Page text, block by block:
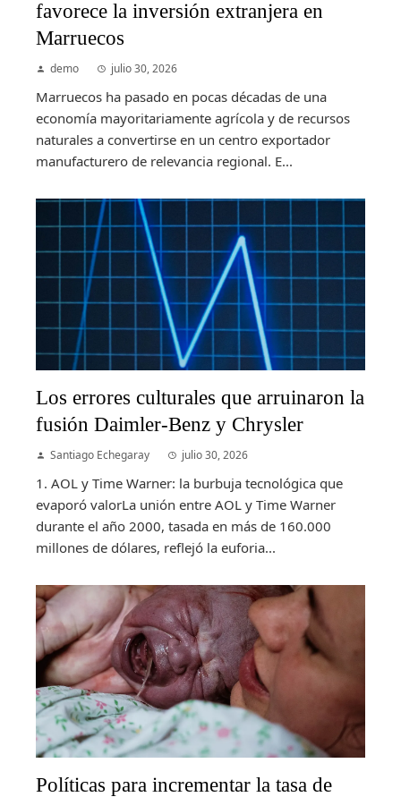
favorece la inversión extranjera en
Marruecos
demo julio 30, 2026
Marruecos ha pasado en pocas décadas de una
economía mayoritariamente agrícola y de recursos
naturales a convertirse en un centro exportador
manufacturero de relevancia regional. E...
Los errores culturales que arruinaron la
fusión Daimler-Benz y Chrysler
Santiago Echegaray julio 30, 2026
1. AOL y Time Warner: la burbuja tecnológica que
evaporó valorLa unión entre AOL y Time Warner
durante el año 2000, tasada en más de 160.000
millones de dólares, reflejó la euforia...
Políticas para incrementar la tasa de